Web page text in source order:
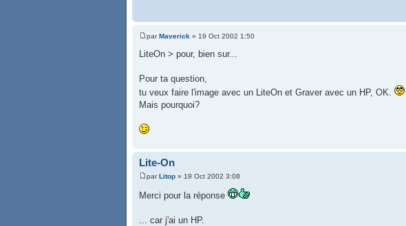
parMaverick » 19 Oct 2002 1:50
LiteOn > pour, bien sur...
Pour ta question,
tu veux faire l'image avec un LiteOn et Graver avec un HP, OK.
Mais pourquoi?
Lite-On
parLitop » 19 Oct 2002 3:08
Merci pour la réponse
... car j'ai un HP.